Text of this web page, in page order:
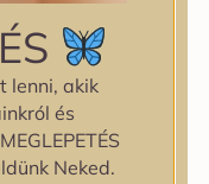
lenni, akik
és
Neked.